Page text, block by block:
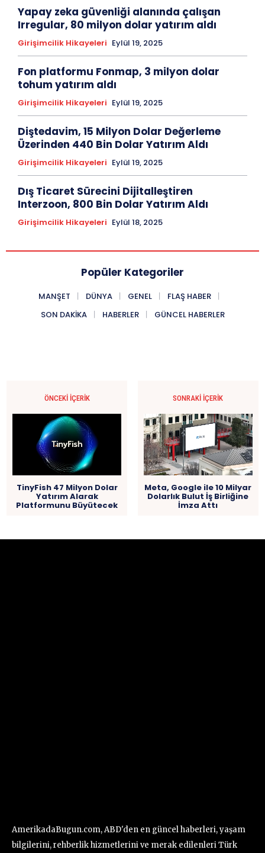
Yapay zeka güvenliği alanında çalışan
Irregular, 80 milyon dolar yatırım aldı
Girişimcilik Hikayeleri Eylül 19, 2025
Fon platformu Fonmap, 3 milyon dolar
tohum yatırım aldı
Girişimcilik Hikayeleri Eylül 19, 2025
Diştedavim, 15 Milyon Dolar Değerleme
Üzerinden 440 Bin Dolar Yatırım Aldı
Girişimcilik Hikayeleri Eylül 19, 2025
Dış Ticaret Sürecini Dijitalleştiren
Interzoon, 800 Bin Dolar Yatırım Aldı
Girişimcilik Hikayeleri Eylül 18, 2025
Popüler Kategoriler
MANŞET DÜNYA GENEL
FLAŞ HABER
SON DAKIKA
HABERLER GÜNCEL HABERLER
ÖNCEKI İÇERIK
TinyFish 47 Milyon Dolar
Yatırım Alarak
Platformunu Büyütecek
SONRAKI İÇERIK
Meta, Google ile 10 Milyar
Dolarlık Bulut İş Birliğine
İmza Attı
AmerikadaBugun.com, ABD'den en güncel haberleri, yaşam
bilgilerini, rehberlik hizmetlerini ve merak edilenleri Türk